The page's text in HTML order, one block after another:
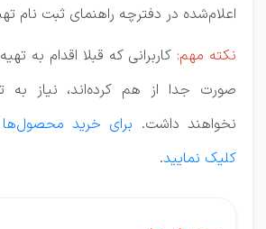
اعلام‌شده در دفترچه راهنمای ثبت نام
نکته مهم: کاربرانی که قبلا اقدام به
صورت جدا از هم کرده‌اند، نیاز
نخواهند داشت. برای خرید
کلیک نمایید.